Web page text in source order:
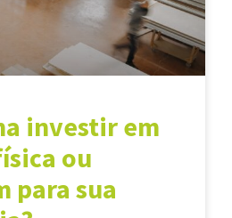
investir em
ou
para sua